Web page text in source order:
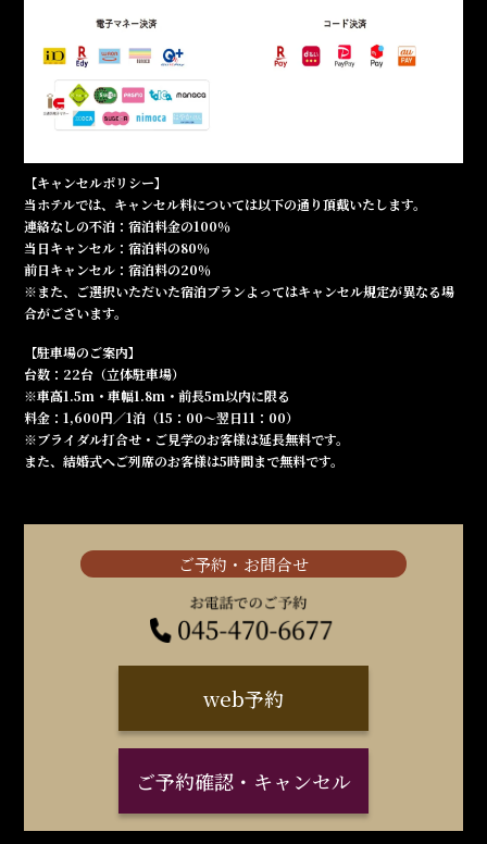
【キャンセルポリシー】
当ホテルでは、キャンセル料については以下の通り頂戴いたします。
連絡なしの不泊：宿泊料金の100％
当日キャンセル：宿泊料の80％
前日キャンセル：宿泊料の20％
※また、ご選択いただいた宿泊プランよってはキャンセル規定が異なる場
合がございます。
【駐車場のご案内】
台数：22台（立体駐車場）
※車高1.5m・車幅1.8m・前長5m以内に限る
料金：1,600円／1泊（15：00～翌日11：00）
※ブライダル打合せ・ご見学のお客様は延長無料です。
また、結婚式へご列席のお客様は5時間まで無料です。
ご予約・お問合せ
web予約
ご予約確認・キャンセル